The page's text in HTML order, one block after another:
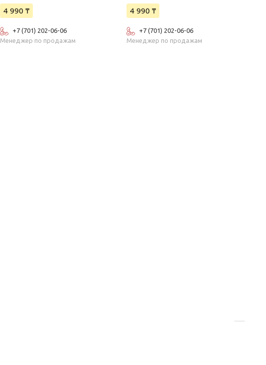
4 990 ₸
+7 (701) 202-06-06
Менеджер по продажам
4 990 ₸
+7 (701) 202-06-06
Менеджер по продажам